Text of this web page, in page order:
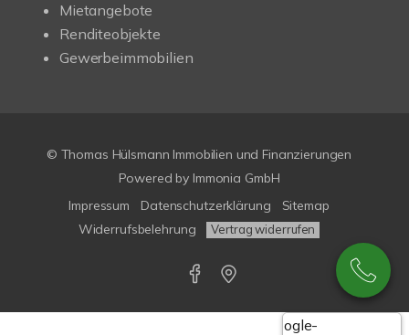
Mietangebote
Renditeobjekte
Gewerbeimmobilien
© Thomas Hülsmann Immobilien und Finanzierungen
Powered by Immonia GmbH
Impressum
Datenschutzerklärung
Sitemap
Widerrufsbelehrung
Vertrag widerrufen
Google-